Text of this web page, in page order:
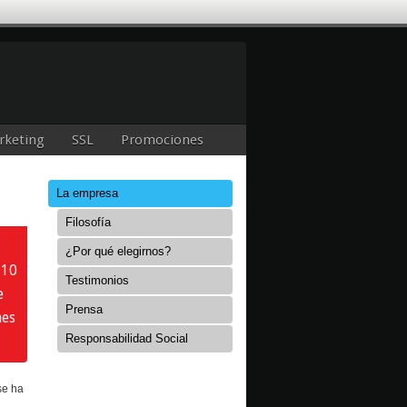
SSL Promociones
ha
La empresa
Filosofía
¿Por qué elegirnos?
Testimonios
Prensa
Responsabilidad Social